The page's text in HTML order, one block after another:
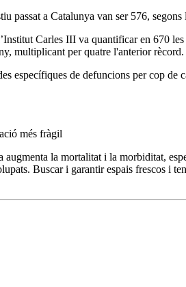
passat a Catalunya van ser 576,
Carles III va quantificar en 670
multiplicant per quatre l'anterior rècord.
específiques de defuncions per cop
més fràgil
la mortalitat i la morbiditat,
Buscar i garantir espais frescos i